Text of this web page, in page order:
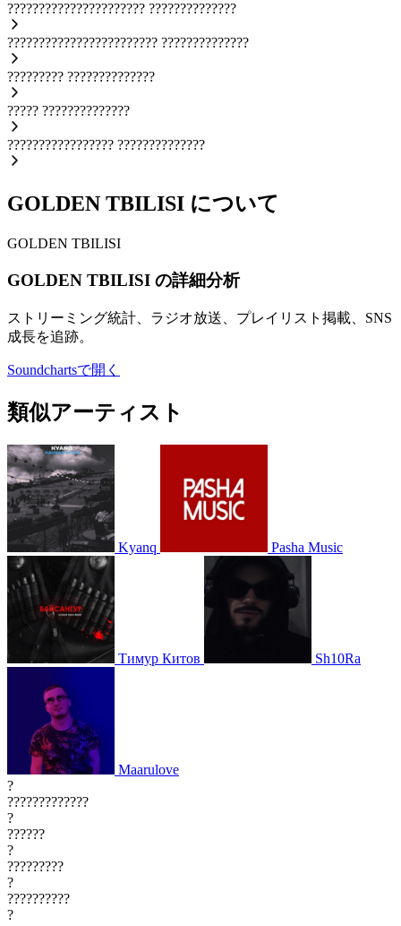
?????????????????????? ??????????????
???????????????????????? ??????????????
????????? ??????????????
????? ??????????????
????????????????? ??????????????
GOLDEN TBILISI について
GOLDEN TBILISI
GOLDEN TBILISI の詳細分析
ストリーミング統計、ラジオ放送、プレイリスト掲載、SNS
成長を追跡。
Soundchartsで開く
類似アーティスト
Kyanq Pasha Music
Тимур Китов Sh10Ra
Maarulove
?
?????????????
?
??????
?
?????????
?
??????????
?